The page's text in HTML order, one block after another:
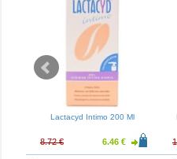
Lactacyd Intimo 200 Ml
8.72 € 6.46 €